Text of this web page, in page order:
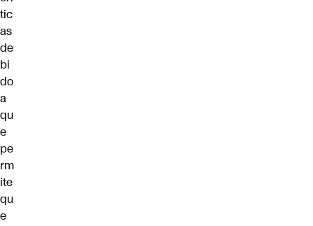
tic
as
de
bi
do
a
qu
e
pe
rm
ite
qu
e